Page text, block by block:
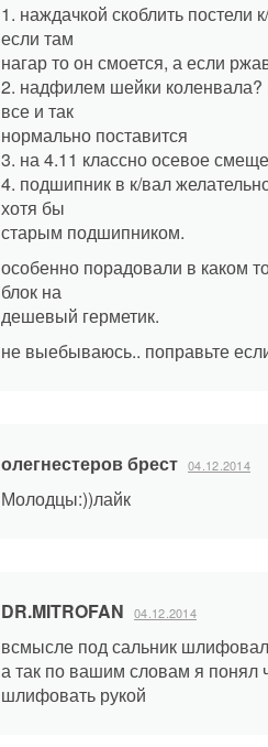
1. наждачкой скоблить
если там
нагар то он смоется, а если
2. надфилем шейки коленвала?
все и так
нормально поставится
3. на 4.11 классно осевое
4. подшипник в к/вал
хотя бы
старым подшипником.
особенно порадовали в каком
блок на
дешевый герметик.
не выебываюсь.. поправьте
олегнестеров брест 04.12.2014
Молодцы:))лайк
DR.MITROFAN 04.12.2014
всмысле под сальник
а так по вашим словам я понял
шлифовать рукой